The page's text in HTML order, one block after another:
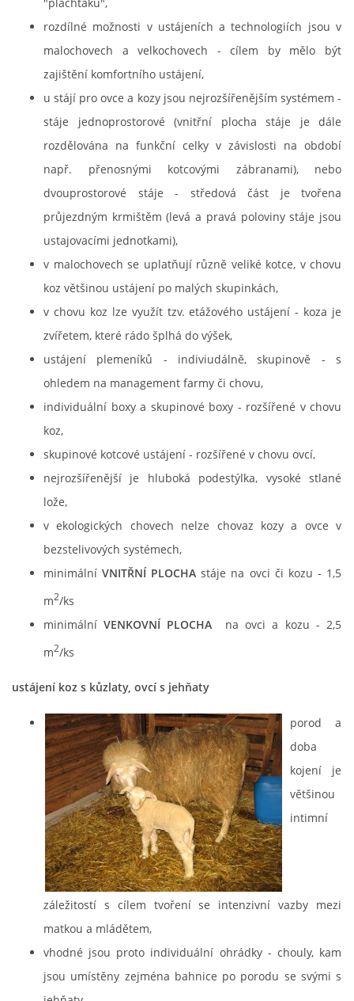
"plachťáků",
rozdílné možnosti v ustájeních a technologiích jsou v
malochovech a velkochovech - cílem by mělo být
zajištění komfortního ustájení,
u stájí pro ovce a kozy jsou nejrozšířenějším systémem -
stáje jednoprostorové (vnitřní plocha stáje je dále
rozdělována na funkční celky v závislosti na období
např. přenosnými kotcovými zábranami), nebo
dvouprostorové stáje - středová část je tvořena
průjezdným krmištěm (levá a pravá poloviny stáje jsou
ustajovacími jednotkami),
v malochovech se uplatňují různě veliké kotce, v chovu
koz většinou ustájení po malých skupinkách,
v chovu koz lze využít tzv. etážového ustájení - koza je
zvířetem, které rádo šplhá do výšek,
ustájení plemeníků - indiviudálně, skupinově - s
ohledem na management farmy či chovu,
individuální boxy a skupinové boxy - rozšířené v chovu
koz,
skupinové kotcové ustájení - rozšířené v chovu ovcí,
nejrozšířenější je hluboká podestýlka, vysoké stlané
lože,
v ekologických chovech nelze chovaz kozy a ovce v
bezstelivových systémech,
minimálníVNITŘNÍ PLOCHA stáje na ovci či kozu - 1,5
m2/ks
minimálníVENKOVNÍ PLOCHA na ovci a kozu - 2,5
m2/ks
ustájení koz s kůzlaty, ovcí s jehňaty
porod a
doba
kojení je
většinou
intimní
záležitostí s cílem tvoření se intenzivní vazby mezi
matkou a mládětem,
vhodné jsou proto individuální ohrádky - chouly, kam
jsou umístěny zejména bahnice po porodu se svými s